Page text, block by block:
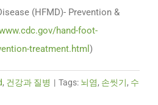
(HFMD)- Prevention &
hand-foot-
treatment.html )
, 건강과 질병 | Tags: 뇌염, 손씻기, 수